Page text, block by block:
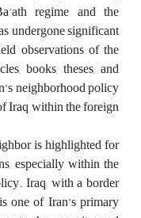
regime and the
undergone significant
observations of the
books, theses, and
neighborhood policy
Iraq within the foreign
is highlighted for
especially within the
Iraq, with a border
one of Iran’s primary